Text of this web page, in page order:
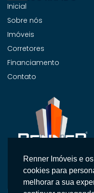
Na Renner Imobiliária,
entregamos segurança,
personalizado.
Inicial
Sobre nós
Imóveis
Corretores
Financiamento
Contato
Renner Imóveis e
cookies para
melhorar a sua